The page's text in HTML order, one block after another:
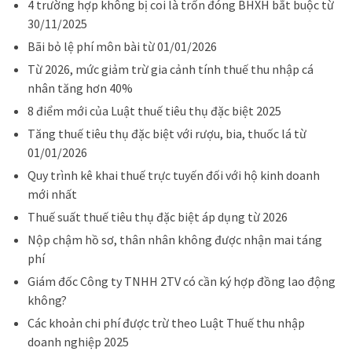
4 trường hợp không bị coi là trốn đóng BHXH bắt buộc từ
30/11/2025
Bãi bỏ lệ phí môn bài từ 01/01/2026
Từ 2026, mức giảm trừ gia cảnh tính thuế thu nhập cá
nhân tăng hơn 40%
8 điểm mới của Luật thuế tiêu thụ đặc biệt 2025
Tăng thuế tiêu thụ đặc biệt với rượu, bia, thuốc lá từ
01/01/2026
Quy trình kê khai thuế trực tuyến đối với hộ kinh doanh
mới nhất
Thuế suất thuế tiêu thụ đặc biệt áp dụng từ 2026
Nộp chậm hồ sơ, thân nhân không được nhận mai táng
phí
Giám đốc Công ty TNHH 2TV có cần ký hợp đồng lao động
không?
Các khoản chi phí được trừ theo Luật Thuế thu nhập
doanh nghiệp 2025